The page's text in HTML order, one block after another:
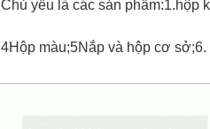
Chủ yếu là các sản phẩm:1.hộp
4Hộp màu;5Nắp và hộp cơ sở;6.